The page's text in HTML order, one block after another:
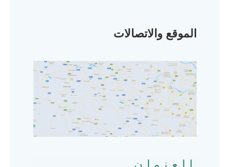
الموقع والاتصالات